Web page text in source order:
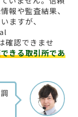
報や監査結果、
ますが、
確認できませ
きる取引所であ